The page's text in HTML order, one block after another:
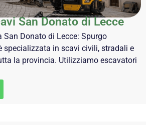
San Donato di Lecce
San Donato di Lecce: Spurgo
specializzata in scavi civili, stradali e
la provincia. Utilizziamo escavatori